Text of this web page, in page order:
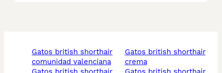
gatos british shorthair
comunidad valenciana
gatos british shorthair
crema